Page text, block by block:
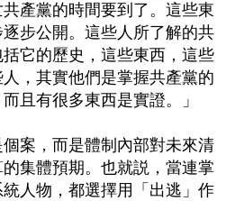
產黨的時間要到了。這些東
步公開。這些人所了解的共
它的歷史，這些東西，這些
，其實他們是掌握共產黨的
且有很多東西是實證。」
案，而是體制內部對未來清
集體預期。也就説，當連掌
人物，都選擇用「出逃」作